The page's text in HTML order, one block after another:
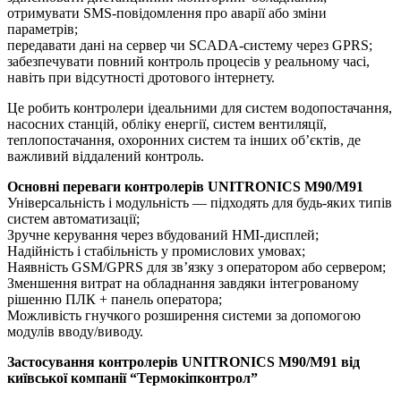
отримувати SMS-повідомлення про аварії або зміни
параметрів;
передавати дані на сервер чи SCADA-систему через GPRS;
забезпечувати повний контроль процесів у реальному часі,
навіть при відсутності дротового інтернету.
Це робить контролери ідеальними для систем водопостачання,
насосних станцій, обліку енергії, систем вентиляції,
теплопостачання, охоронних систем та інших об’єктів, де
важливий віддалений контроль.
Основні переваги контролерів UNITRONICS М90/М91
Універсальність і модульність — підходять для будь-яких типів
систем автоматизації;
Зручне керування через вбудований HMI-дисплей;
Надійність і стабільність у промислових умовах;
Наявність GSM/GPRS для зв’язку з оператором або сервером;
Зменшення витрат на обладнання завдяки інтегрованому
рішенню ПЛК + панель оператора;
Можливість гнучкого розширення системи за допомогою
модулів вводу/виводу.
Застосування контролерів UNITRONICS М90/М91 від
київської компанії “Термокіпконтрол”